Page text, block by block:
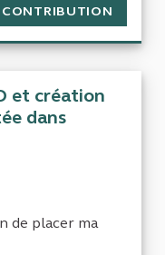
CONTRIBUTION
et création
dans
de placer ma